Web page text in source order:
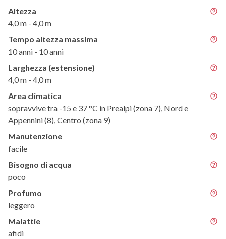
Altezza
4,0 m - 4,0 m
Tempo altezza massima
10 anni - 10 anni
Larghezza (estensione)
4,0 m - 4,0 m
Area climatica
sopravvive tra -15 e 37 °C in Prealpi (zona 7), Nord e
Appennini (8), Centro (zona 9)
Manutenzione
facile
Bisogno di acqua
poco
Profumo
leggero
Malattie
afidi